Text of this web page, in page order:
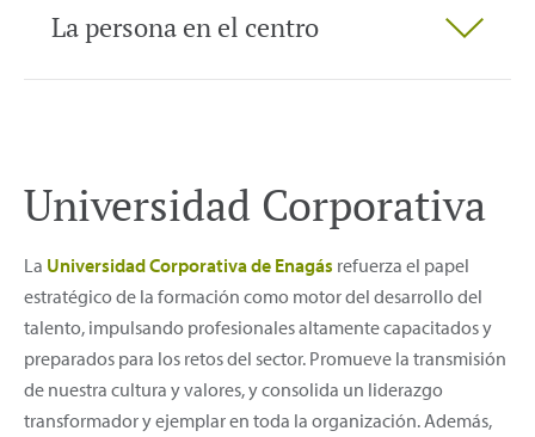
La persona en el centro
Universidad Corporativa
La Universidad Corporativa de Enagás refuerza el papel
estratégico de la formación como motor del desarrollo del
talento, impulsando profesionales altamente capacitados y
preparados para los retos del sector. Promueve la transmisión
de nuestra cultura y valores, y consolida un liderazgo
transformador y ejemplar en toda la organización. Además,